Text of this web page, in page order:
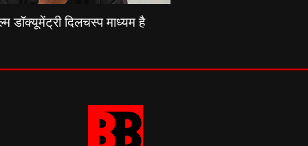
डॉक्यूमेंट्री दिलचस्प माध्यम है